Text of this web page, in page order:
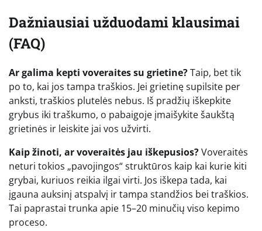
Dažniausiai užduodami klausimai
(FAQ)
Ar galima kepti voveraites su grietine?Taip, bet tik
po to, kai jos tampa traškios. Jei grietinę supilsite per
anksti, traškios plutelės nebus. Iš pradžių iškepkite
grybus iki traškumo, o pabaigoje įmaišykite šaukštą
grietinės ir leiskite jai vos užvirti.
Kaip žinoti, ar voveraitės jau iškepusios?Voveraitės
neturi tokios „pavojingos“ struktūros kaip kai kurie kiti
grybai, kuriuos reikia ilgai virti. Jos iškepa tada, kai
įgauna auksinį atspalvį ir tampa standžios bei traškios.
Tai paprastai trunka apie 15–20 minučių viso kepimo
proceso.